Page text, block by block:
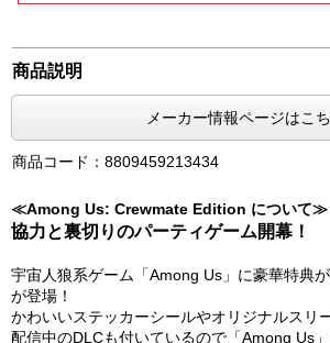
商品説明
メーカー情報ページはこ
商品コード：8809459213434
≪Among Us: Crewmate Edition について≫
協力と裏切りのパーティゲーム開幕！
宇宙人狼系ゲーム「Among Us」に豪華特典
が登場！
かわいいステッカーシールやオリジナルスリ
配信中のDLCも付いているので「Among Us」